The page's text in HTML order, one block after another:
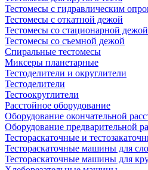
Тестомесы с гидравлическим
Тестомесы с откатной дежой
Тестомесы со стационарной дежой
Тестомесы со съемной дежой
Спиральные тестомесы
Миксеры планетарные
Тестоделители и округлители
Тестоделители
Тестоокруглители
Расстойное оборудование
Оборудование окончательной
Оборудование предварительной
Тестораскаточные и
Тестораскаточные машины для
Тестораскаточные машины для